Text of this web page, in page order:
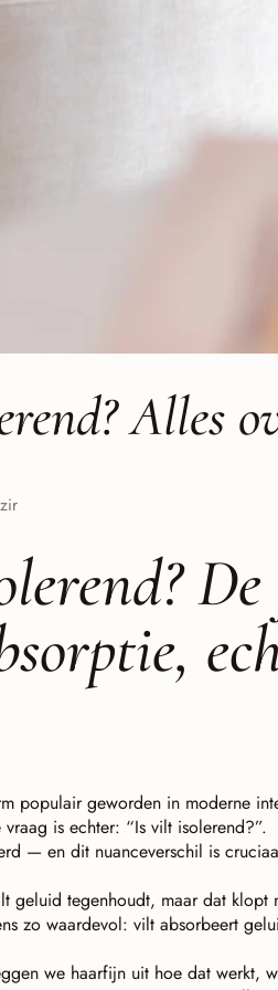
Alles
populair geworden in moderne
is echter: “Is vilt isolerend?”.
— en dit nuanceverschil is
geluid tegenhoudt, maar dat
zo waardevol: vilt absorbeert
we haarfijn uit hoe dat werkt,